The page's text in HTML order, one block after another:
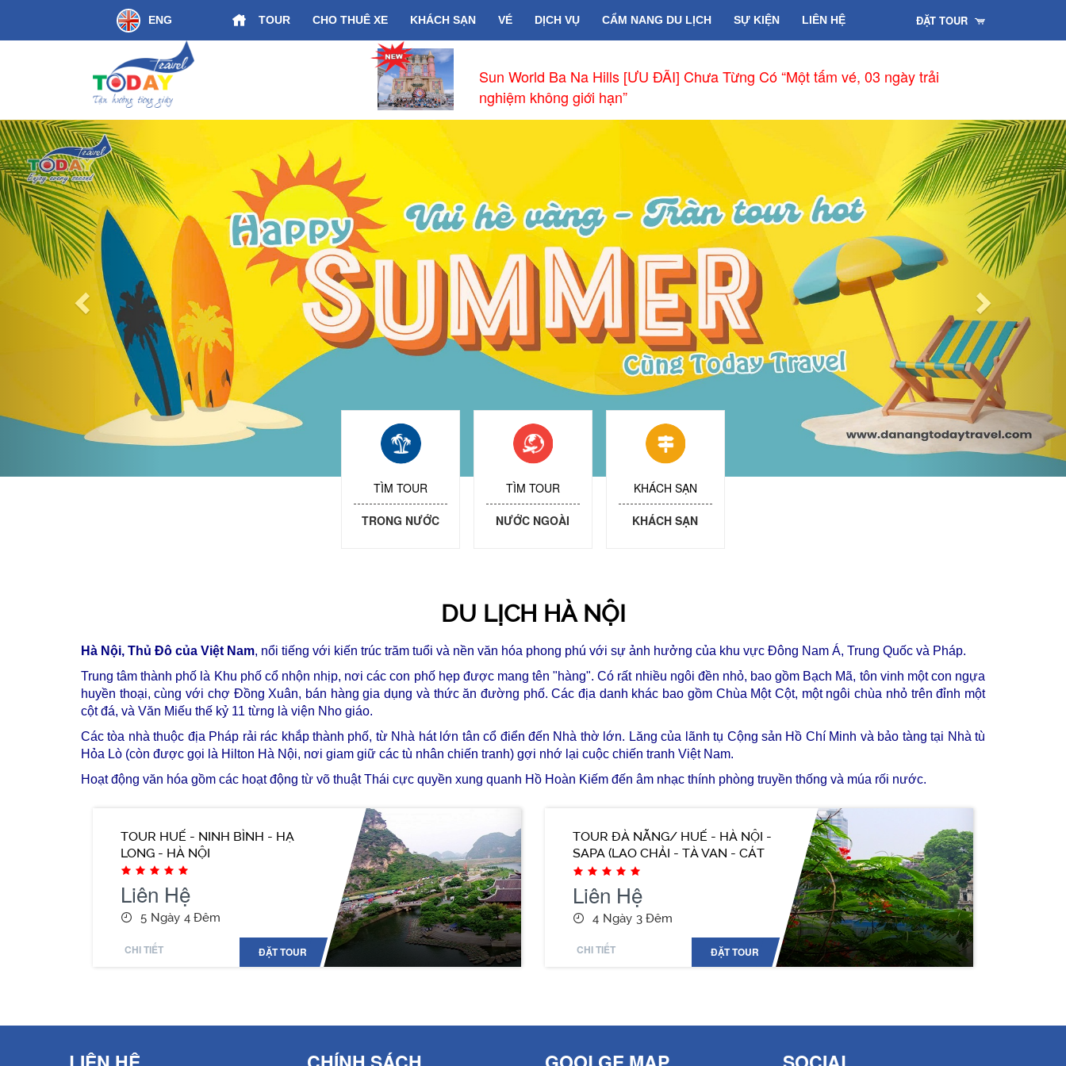
ENG TOUR CHO THUÊ XE KHÁCH SẠN VÉ DỊCH VỤ CẨM NANG DU LỊCH SỰ KIỆN LIÊN HỆ ĐẶT TOUR
Nối Di Sản Miền Trung Huế - Đà Nẵng
Sun World Ba Na Hills [ƯU ĐÃI] Chưa Từng Có “Một tấm vé, 03 ngày trải
nghiệm không giới hạn”
Previous Next
TÌM TOUR
TRONG NƯỚC
TÌM TOUR
NƯỚC NGOÀI
KHÁCH SẠN
KHÁCH SẠN
DU LỊCH HÀ NỘI
Hà Nội, Thủ Đô của Việt Nam, nổi tiếng với kiến trúc trăm tuổi và nền văn hóa phong phú với sự ảnh hưởng của khu vực Đông Nam Á, Trung Quốc và Pháp.
Trung tâm thành phố là Khu phố cổ nhộn nhịp, nơi các con phố hẹp được mang tên "hàng". Có rất nhiều ngôi đền nhỏ, bao gồm Bạch Mã, tôn vinh một con ngựa
huyền thoại, cùng với chợ Đồng Xuân, bán hàng gia dụng và thức ăn đường phố. Các địa danh khác bao gồm Chùa Một Cột, một ngôi chùa nhỏ trên đỉnh một
cột đá, và Văn Miếu thế kỷ 11 từng là viện Nho giáo.
Các tòa nhà thuộc địa Pháp rải rác khắp thành phố, từ Nhà hát lớn tân cổ điển đến Nhà thờ lớn. Lăng của lãnh tụ Cộng sản Hồ Chí Minh và bảo tàng tại Nhà tù
Hỏa Lò (còn được gọi là Hilton Hà Nội, nơi giam giữ các tù nhân chiến tranh) gợi nhớ lại cuộc chiến tranh Việt Nam.
Hoạt động văn hóa gồm các hoạt động từ võ thuật Thái cực quyền xung quanh Hồ Hoàn Kiếm đến âm nhạc thính phòng truyền thống và múa rối nước.
TOUR HUẾ - NINH BÌNH - HẠ
LONG - HÀ NỘI
Liên Hệ
5 Ngày 4 Đêm
CHI TIẾT ĐẶT TOUR
TOUR ĐÀ NẴNG/ HUẾ - HÀ NỘI -
SAPA (LAO CHẢI - TÀ VAN - CÁT
CÁT - HÀM RỒNG)
Liên Hệ
4 Ngày 3 Đêm
CHI TIẾT ĐẶT TOUR